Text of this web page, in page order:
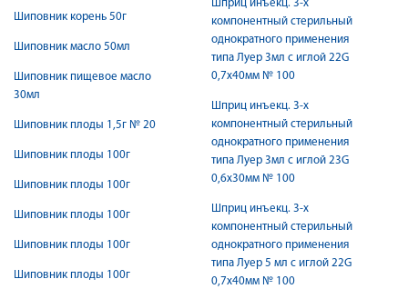
Шиповник корень 50г
Шиповник масло 50мл
Шиповник пищевое масло
30мл
Шиповник плоды 1,5г № 20
Шиповник плоды 100г
Шиповник плоды 100г
Шиповник плоды 100г
Шиповник плоды 100г
Шиповник плоды 100г
Шприц инъекц. 3-х
компонентный стерильный
однократного применения
типа Луер 3мл с иглой 22G
0,7х40мм № 100
Шприц инъекц. 3-х
компонентный стерильный
однократного применения
типа Луер 3мл с иглой 23G
0,6х30мм № 100
Шприц инъекц. 3-х
компонентный стерильный
однократного применения
типа Луер 5 мл с иглой 22G
0,7х40мм № 100